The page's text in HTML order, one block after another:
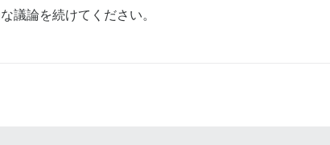
議論を続けてください。